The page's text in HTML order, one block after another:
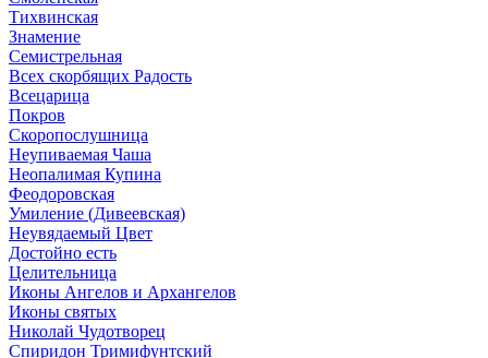
Тихвинская
Знамение
Семистрельная
Всех скорбящих Радость
Всецарица
Покров
Скоропослушница
Неупиваемая Чаша
Неопалимая Купина
Феодоровская
Умиление (Дивеевская)
Неувядаемый Цвет
Достойно есть
Целительница
Иконы Ангелов и Архангелов
Иконы святых
Николай Чудотворец
Спиридон Тримифунтский